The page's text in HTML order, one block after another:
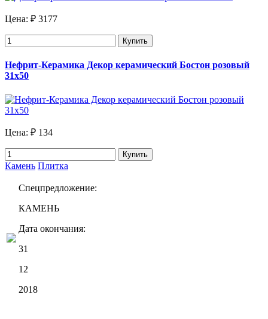
Цена: ₽ 3177
Купить
Нефрит-Керамика Декор керамический Бостон розовый
31х50
Цена: ₽ 134
Купить
Камень Плитка
Спецпредложение:
КАМЕНЬ
Дата окончания:
31
12
2018